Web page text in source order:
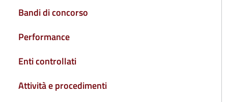
Bandi di concorso
Performance
Enti controllati
Attività e procedimenti